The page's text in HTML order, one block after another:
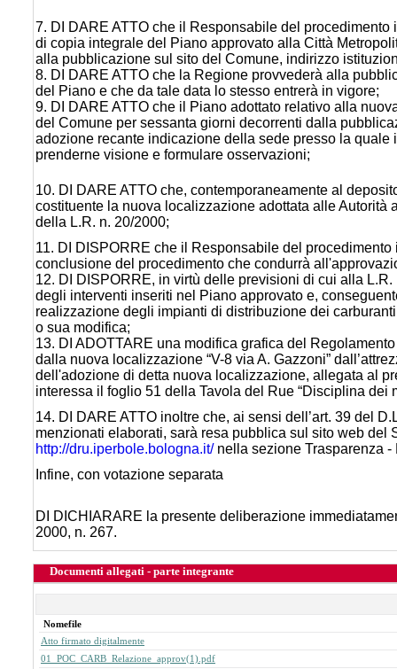
7. DI DARE ATTO che il Responsabile del
di copia integrale del Piano approvato alla Città
alla pubblicazione sul sito del Comune, indirizzo
8. DI DARE ATTO che la Regione provvederà alla
del Piano e che da tale data lo stesso entrerà in vigore;
9. DI DARE ATTO che il Piano adottato relativo alla
del Comune per sessanta giorni decorrenti dalla
adozione recante indicazione della sede presso la
prenderne visione e formulare osservazioni;
10. DI DARE ATTO che, contemporaneamente al
costituente la nuova localizzazione adottata alle Autorità
della L.R. n. 20/2000;
11. DI DISPORRE che il Responsabile del
conclusione del procedimento che condurrà
12. DI DISPORRE, in virtù delle previsioni di cui alla
degli interventi inseriti nel Piano approvato e,
realizzazione degli impianti di distribuzione dei
o sua modifica;
13. DI ADOTTARE una modifica grafica del
dalla nuova localizzazione “V-8 via A. Gazzoni”
dell'adozione di detta nuova localizzazione, allegata al
interessa il foglio 51 della Tavola del Rue “Disciplina dei
14. DI DARE ATTO inoltre che, ai sensi dell’art. 39 del
menzionati elaborati, sarà resa pubblica sul sito web del
http://dru.iperbole.bologna.it/nella sezione Trasparenza -
Infine, con votazione separata
DI DICHIARARE la presente deliberazione
2000, n. 267.
Documenti allegati - parte integrante
Nomefile
Atto firmato digitalmente
01_POC_CARB_Relazione_approv(1).pdf